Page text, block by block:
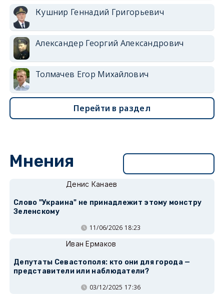
Кушнир Геннадий Григорьевич
Александер Георгий Александрович
Толмачев Егор Михайлович
Перейти в раздел
Мнения
Денис Канаев
Слово "Украина" не принадлежит этому монстру
Зеленскому
11/06/2026 18:23
Иван Ермаков
Депутаты Севастополя: кто они для города —
представители или наблюдатели?
03/12/2025 17:36